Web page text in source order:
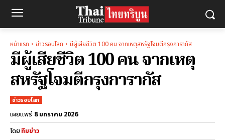
หน้าแรก ข่าวรอบโลก มีผู้เสียชีวิต 100 คน จากเหตุสหรัฐโจมตีกรุงการากัส
มีผู้เสียชีวิต 100 คน จากเหตุ
สหรัฐโจมตีกรุงการากัส
ข่าวรอบโลก
เผยแพร่ 8 มกราคม 2026
โดยทีมข่าว